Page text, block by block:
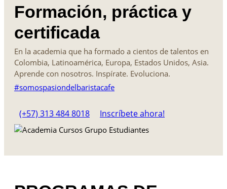
Formación, práctica y
certificada
En la academia que ha formado a cientos de talentos en
Colombia, Latinoamérica, Europa, Estados Unidos, Asia.
Aprende con nosotros. Inspírate. Evoluciona.
#somospasiondelbaristacafe
(+57) 313 484 8018 Inscríbete ahora!